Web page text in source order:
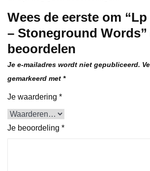
Wees de eerste om
– Stoneground Words”
beoordelen
Je e-mailadres wordt niet gepubliceerd.
gemarkeerd met *
Je waardering *
Je beoordeling *